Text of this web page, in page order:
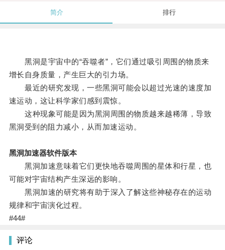
简介 排行
黑洞是宇宙中的“吞噬者”，它们通过吸引周围的物质来
增长自身质量，产生巨大的引力场。
最近的研究发现，一些黑洞可能会以超过光速的速度加
速运动，这让科学家们感到震惊。
这种现象可能是因为黑洞周围的物质越来越稀薄，导致
黑洞受到的阻力减小，从而加速运动。
黑洞加速器软件版本
黑洞加速意味着它们更快地吞噬周围的星体和行星，也
可能对宇宙结构产生深远的影响。
黑洞加速的研究将有助于深入了解这些神秘存在的运动
规律和宇宙演化过程。
#44#
评论